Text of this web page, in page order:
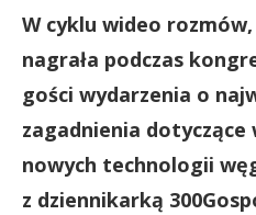
W cyklu wideo
nagrała podczas
gości wydarzenia o
zagadnienia dotyczące
nowych technologii
z dziennikarką